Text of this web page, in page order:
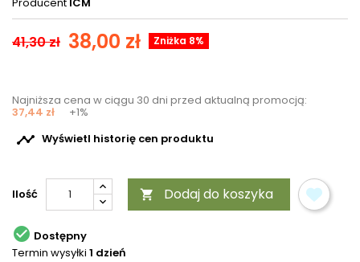
41,30 zł 38,00 zł Zniżka 8%
Najniższa cena w ciągu 30 dni przed aktualną promocją:
37,44 zł +1%
 Wyświetl historię cen produktu
Ilość  Dodaj do koszyka
 Dostępny
Termin wysyłki 1 dzień